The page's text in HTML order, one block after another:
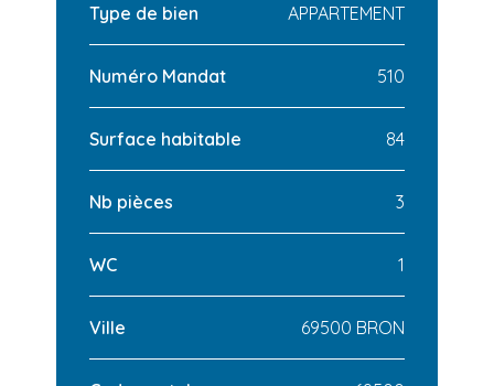
Type de bien APPARTEMENT
Numéro Mandat 510
Surface habitable 84
Nb pièces 3
WC 1
Ville 69500 BRON